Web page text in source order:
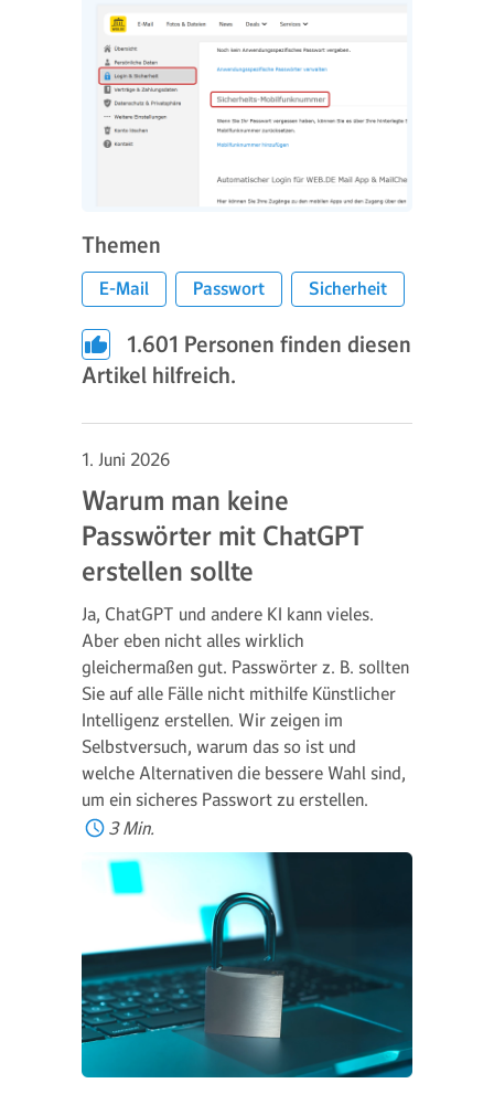
Themen
E-Mail Passwort Sicherheit
1.601 Personen finden diesen
Artikel hilfreich.
1. Juni 2026
Warum man keine
Passwörter mit ChatGPT
erstellen sollte
Ja, ChatGPT und andere KI kann vieles.
Aber eben nicht alles wirklich
gleichermaßen gut. Passwörter z. B. sollten
Sie auf alle Fälle nicht mithilfe Künstlicher
Intelligenz erstellen. Wir zeigen im
Selbstversuch, warum das so ist und
welche Alternativen die bessere Wahl sind,
um ein sicheres Passwort zu erstellen.
3 Min.